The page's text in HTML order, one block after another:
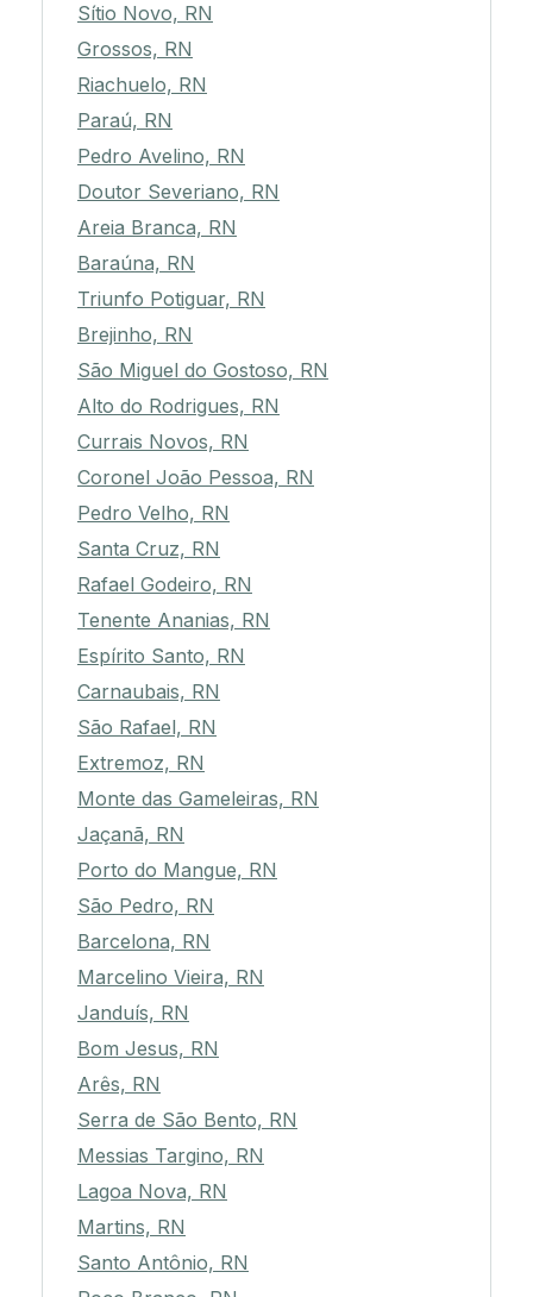
Sítio Novo, RN
Grossos, RN
Riachuelo, RN
Paraú, RN
Pedro Avelino, RN
Doutor Severiano, RN
Areia Branca, RN
Baraúna, RN
Triunfo Potiguar, RN
Brejinho, RN
São Miguel do Gostoso, RN
Alto do Rodrigues, RN
Currais Novos, RN
Coronel João Pessoa, RN
Pedro Velho, RN
Santa Cruz, RN
Rafael Godeiro, RN
Tenente Ananias, RN
Espírito Santo, RN
Carnaubais, RN
São Rafael, RN
Extremoz, RN
Monte das Gameleiras, RN
Jaçanã, RN
Porto do Mangue, RN
São Pedro, RN
Barcelona, RN
Marcelino Vieira, RN
Janduís, RN
Bom Jesus, RN
Arês, RN
Serra de São Bento, RN
Messias Targino, RN
Lagoa Nova, RN
Martins, RN
Santo Antônio, RN